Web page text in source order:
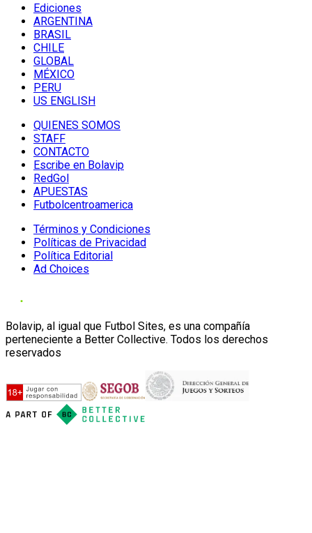
Ediciones
ARGENTINA
BRASIL
CHILE
GLOBAL
MÉXICO
PERU
US ENGLISH
QUIENES SOMOS
STAFF
CONTACTO
Escribe en Bolavip
RedGol
APUESTAS
Futbolcentroamerica
Términos y Condiciones
Políticas de Privacidad
Política Editorial
Ad Choices
Bolavip, al igual que Futbol Sites, es una compañía
perteneciente a Better Collective. Todos los derechos
reservados